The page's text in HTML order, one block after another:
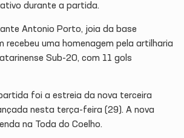
durante a partida.
Antonio Porto, joia da base
recebeu uma homenagem pela artilharia
Sub-20, com 11 gols
foi a estreia da nova terceira
nesta terça-feira (29). A nova
na Toda do Coelho.